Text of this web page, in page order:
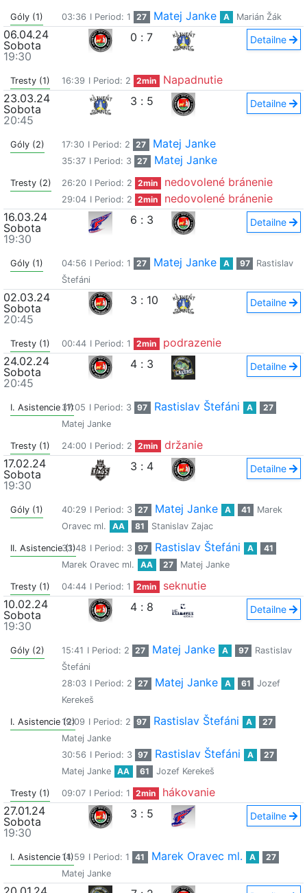
Góly (1) 03:36 I Period: 1 27 Matej Janke A Marián Žák
06.04.24
Sobota
19:30
0 : 7 Detailne
Tresty (1) 16:39 I Period: 2 2min
Napadnutie
23.03.24
Sobota
20:45
3 : 5 Detailne
Góly (2) 17:30 I Period: 2 27 Matej Janke
35:37 I Period: 3 27 Matej Janke
Tresty (2) 26:20 I Period: 2 2min nedovolené bránenie
29:04 I Period: 2 2min
nedovolené bránenie
16.03.24
Sobota
19:30
6 : 3 Detailne
Góly (1) 04:56 I Period: 1 27 Matej Janke A 97
Rastislav
Štefáni
02.03.24
Sobota
20:45
3 : 10 Detailne
Tresty (1) 00:44 I Period: 1 2min
podrazenie
24.02.24
Sobota
20:45
4 : 3 Detailne
I. Asistencie (1)37:05 I Period: 3 97 Rastislav Štefáni A
27
Matej Janke
Tresty (1) 24:00 I Period: 2 2min
držanie
17.02.24
Sobota
19:30
3 : 4 Detailne
Góly (1) 40:29 I Period: 3 27 Matej Janke A 41
Marek
Oravec ml.
AA 81 Stanislav Zajac
II. Asistencie (1)
33:48 I Period: 3 97 Rastislav Štefáni A
41
Marek Oravec ml.
AA 27 Matej Janke
Tresty (1) 04:44 I Period: 1 2min
seknutie
10.02.24
Sobota
19:30
4 : 8 Detailne
Góly (2) 15:41 I Period: 2 27 Matej Janke A 97
Rastislav
Štefáni
28:03 I Period: 2 27 Matej Janke A 61
Jozef
Kerekeš
I. Asistencie (2)
19:09 I Period: 2 97 Rastislav Štefáni A
27
Matej Janke
30:56 I Period: 3 97 Rastislav Štefáni A
27
Matej Janke
AA 61 Jozef Kerekeš
Tresty (1) 09:07 I Period: 1 2min
hákovanie
27.01.24
Sobota
19:30
3 : 5 Detailne
I. Asistencie (1)14:59 I Period: 1 41 Marek Oravec ml. A
27
Matej Janke